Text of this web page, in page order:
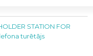
STATION FOR
turētājs